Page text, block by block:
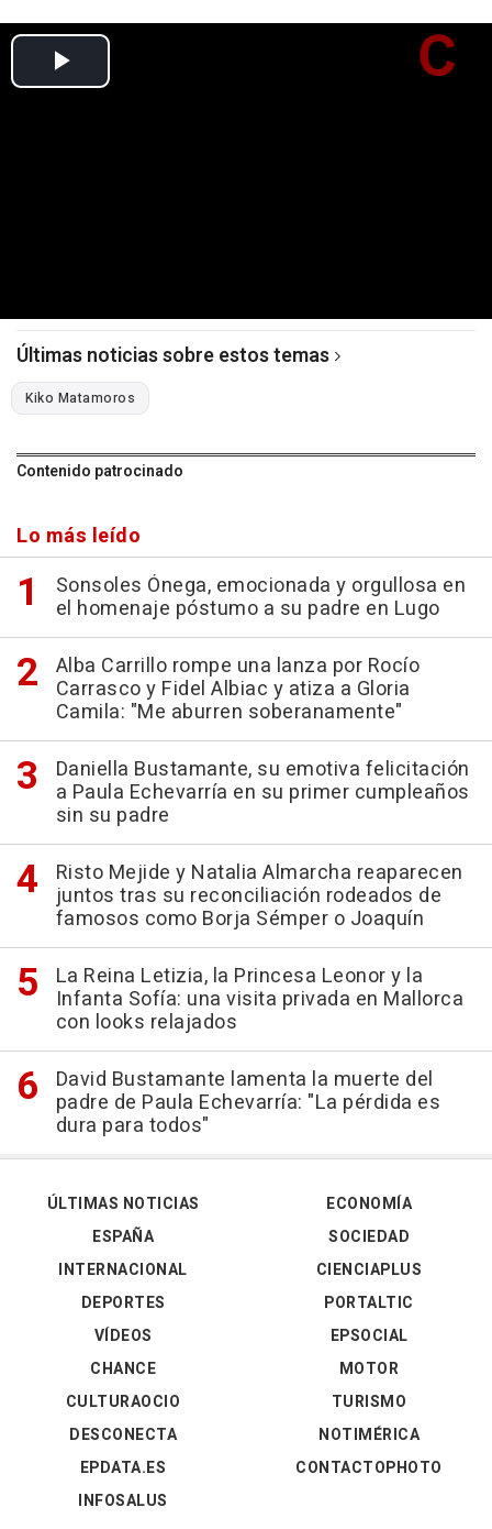
Últimas noticias sobre estos temas
Kiko Matamoros
Contenido patrocinado
Lo más leído
Sonsoles Ónega, emocionada y orgullosa en
el homenaje póstumo a su padre en Lugo
Alba Carrillo rompe una lanza por Rocío
Carrasco y Fidel Albiac y atiza a Gloria
Camila: "Me aburren soberanamente"
Daniella Bustamante, su emotiva felicitación
a Paula Echevarría en su primer cumpleaños
sin su padre
Risto Mejide y Natalia Almarcha reaparecen
juntos tras su reconciliación rodeados de
famosos como Borja Sémper o Joaquín
La Reina Letizia, la Princesa Leonor y la
Infanta Sofía: una visita privada en Mallorca
con looks relajados
David Bustamante lamenta la muerte del
padre de Paula Echevarría: "La pérdida es
dura para todos"
ÚLTIMAS NOTICIAS
ESPAÑA
INTERNACIONAL
DEPORTES
VÍDEOS
ECONOMÍA
SOCIEDAD
CIENCIAPLUS
PORTALTIC
EPSOCIAL
CHANCE
CULTURAOCIO
DESCONECTA
EPDATA.ES
INFOSALUS
MOTOR
TURISMO
NOTIMÉRICA
CONTACTOPHOTO